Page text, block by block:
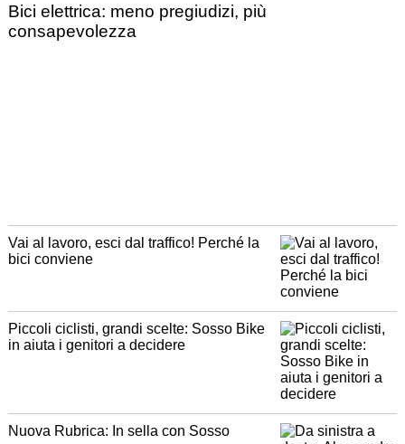
Bici elettrica: meno pregiudizi, più
consapevolezza
Vai al lavoro, esci dal traffico! Perché la
bici conviene
Piccoli ciclisti, grandi scelte: Sosso Bike
in aiuta i genitori a decidere
Nuova Rubrica: In sella con Sosso